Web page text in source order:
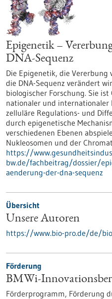
Epigenetik –
DNA-Sequenz
Die Epigenetik, die Vererbung
die DNA-Sequenz verändert
biologischer Forschung. Sie
nationaler und internationaler
zelluläre Regulations- und
durch epigenetische
verschiedenen Ebenen
Nukleosomen und der
https://
bw.de/fachbeitrag/dossier/
aenderung-der-dna-sequenz
Übersicht
Unsere Autoren
https://www.bio-pro.de/de/
Förderung
BMWi-
Förderprogramm, Förderung